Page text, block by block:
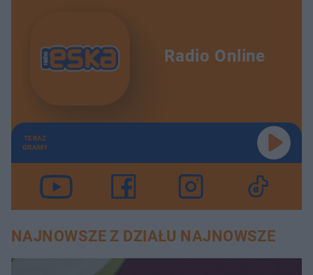
Radio Online
TERAZ
GRAMY
NAJNOWSZE Z DZIAŁU NAJNOWSZE